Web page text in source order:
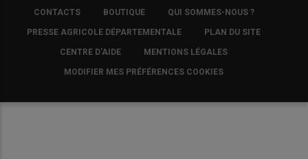
FOOTER
COPYRIGHT
CONTACTS BOUTIQUE QUI SOMMES-NOUS ?
PRESSE AGRICOLE DÉPARTEMENTALE PLAN DU SITE
CENTRE D'AIDE MENTIONS LÉGALES
MODIFIER MES PRÉFÉRENCES COOKIES